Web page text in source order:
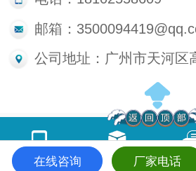
邮箱：
公司地址：广州市天河区
电话咨询 产品中心 在
在线咨询 厂家电话